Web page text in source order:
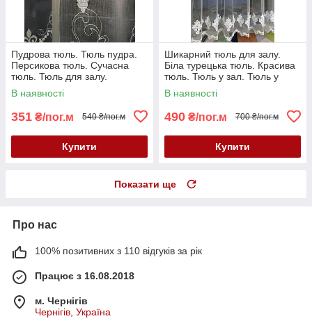
Пудрова тюль. Тюль пудра.
Персикова тюль. Сучасна
тюль. Тюль для залу.
Стильна тюль. Тюль для
спальні
В наявності
351 ₴/пог.м 540 ₴/пог.м
Купити
Шикарний тюль для залу.
Біла турецька тюль. Красива
тюль. Тюль у зал. Тюль у
спальню. Сучасна тюль у зал
В наявності
490 ₴/пог.м 700 ₴/пог.м
Купити
Показати ще
Про нас
100% позитивних з 110 відгуків за рік
Працює з 16.08.2018
м. Чернігів
Чернігів, Україна